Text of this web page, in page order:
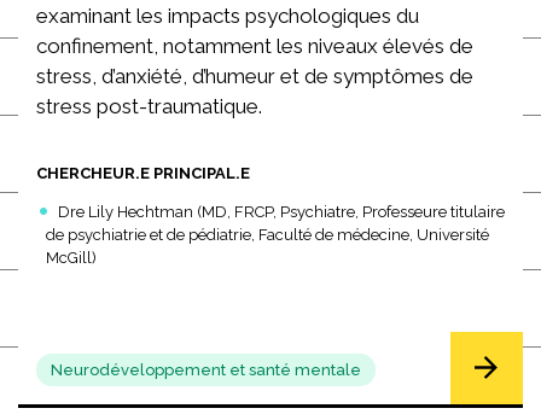
examinant les impacts psychologiques du
confinement, notamment les niveaux élevés de
stress, d’anxiété, d’humeur et de symptômes de
stress post-traumatique.
CHERCHEUR.E PRINCIPAL.E
Dre Lily Hechtman (MD, FRCP, Psychiatre, Professeure titulaire
de psychiatrie et de pédiatrie, Faculté de médecine, Université
McGill)
Neurodéveloppement et santé mentale